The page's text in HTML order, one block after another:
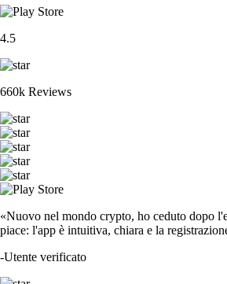
4.5
660k Reviews
«Nuovo nel mondo crypto, ho ceduto dopo
piace: l'app è intuitiva, chiara e la
-Utente verificato